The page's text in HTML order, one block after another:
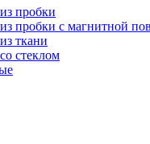
пробки
пробки с магнитной
ткани
стеклом